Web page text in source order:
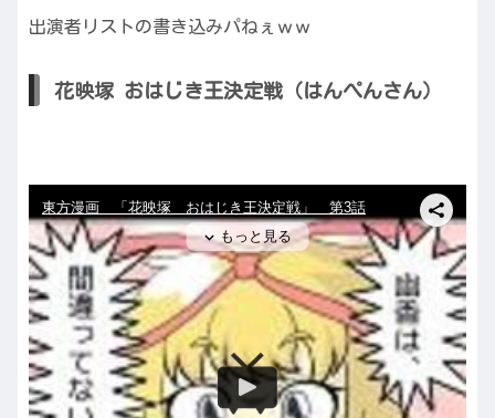
出演者リストの書き込みパねぇｗｗ
花映塚 おはじき王決定戦（はんぺんさん）